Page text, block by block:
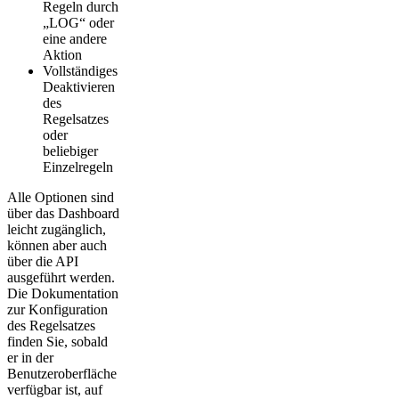
Regeln durch
„LOG“ oder
eine andere
Aktion
Vollständiges
Deaktivieren
des
Regelsatzes
oder
beliebiger
Einzelregeln
Alle Optionen sind
über das Dashboard
leicht zugänglich,
können aber auch
über die API
ausgeführt werden.
Die Dokumentation
zur Konfiguration
des Regelsatzes
finden Sie, sobald
er in der
Benutzeroberfläche
verfügbar ist, auf